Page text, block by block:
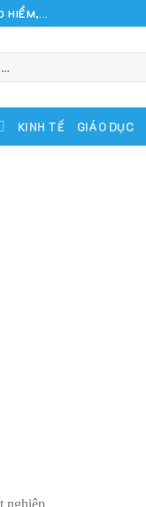
HIỂM,...
KINH TẾ GIÁO DỤC